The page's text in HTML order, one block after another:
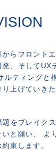
らフロント
発、そしてUX
ルティングと
上げていき
をブレイク
と願い、
よ
束します。